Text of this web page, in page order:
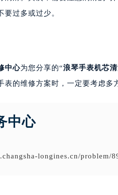
要过多或过少。
中心为您分享的“浪琴手表机芯
表的维修方案时，一定要考虑多
中心
longines.cn/problem/